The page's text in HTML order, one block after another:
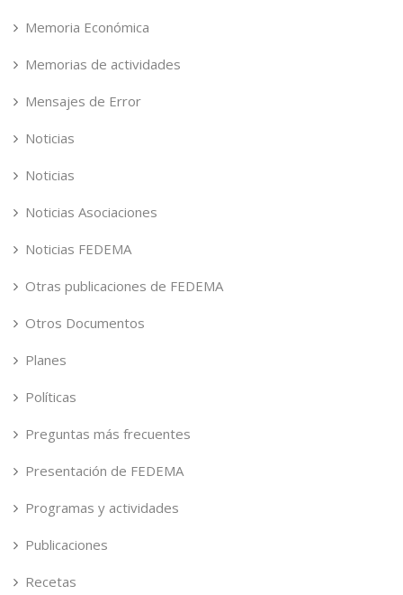
Memoria Económica
Memorias de actividades
Mensajes de Error
Noticias
Noticias
Noticias Asociaciones
Noticias FEDEMA
Otras publicaciones de FEDEMA
Otros Documentos
Planes
Políticas
Preguntas más frecuentes
Presentación de FEDEMA
Programas y actividades
Publicaciones
Recetas